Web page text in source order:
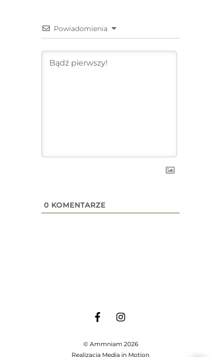
Powiadomienia
0KOMENTARZE
© Ammniam 2026
Realizacja Media in Motion